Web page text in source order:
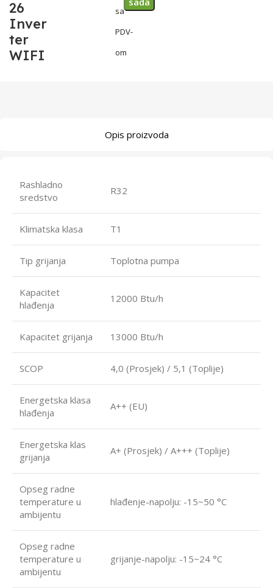
26
Inver
ter
WIFI
sa
PDV-
om
Opis proizvoda
Rashladno
sredstvo
R32
Klimatska klasa T1
Tip grijanja Toplotna pumpa
Kapacitet
hlađenja
12000 Btu/h
Kapacitet grijanja 13000 Btu/h
SCOP 4,0 (Prosjek) / 5,1 (Toplije)
Energetska klasa
hlađenja
A++ (EU)
Energetska klas
grijanja
A+ (Prosjek) / A+++ (Toplije)
Opseg radne
temperature u
ambijentu
hlađenje-napolju: -15~50 °C
Opseg radne
temperature u
ambijentu
grijanje-napolju: -15~24 °C